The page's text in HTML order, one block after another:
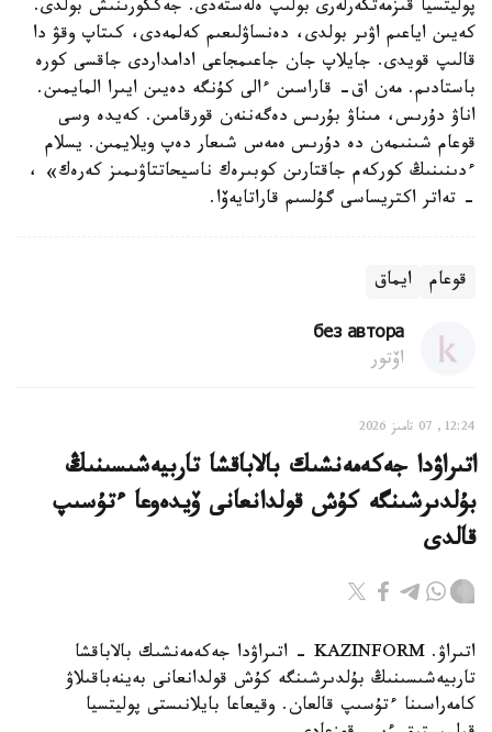
پوليتسيا قىزمەتكەرلەرى بولىپ ەلەستەدى. جەككورىنىش بولدى.
كەيىن اياعىم اۋىر بولدى، دەنساۋلىعىم كەلمەدى، كىتاپ وقۋ دا
قالىپ قويدى. جايلاپ جان جاعىمجاعى ادامداردى جاقسى كورە
باستادىم. مەن اق- قاراسىن ءالى كۇنگە دەيىن ايىرا المايمىن.
اناۋ دۇرىس، مىناۋ بۇرىس دەگەننەن قورقامىن. كەيدە وسى
قوعام شىنىمەن دە دۇرىس ەمەس شىعار دەپ ويلايمىن. يسلام
ءدىنىنىڭ كوركەم جاقتارىن كوبىرەك ناسيحاتتاۋىمىز كەرەك» ،
- تەاتر اكتريساسى گۇلسىم قاراتايەۆا.
قوعام ايماق
без автора
اۆتور
12:24, 07 تامىز 2026
اتىراۋدا جەكەمەنشىك بالاباقشا تاربيەشىسىنىڭ
بۇلدىرشىنگە كۇش قولدانعانى ۆيدەوعا ءتۇسىپ
قالدى
اتىراۋ. KAZINFORM - اتىراۋدا جەكەمەنشىك بالاباقشا
تاربيەشىسىنىڭ بۇلدىرشىنگە كۇش قولدانعانى بەينەباقىلاۋ
كامەراسىنا ءتۇسىپ قالعان. وقيعاعا بايلانىستى پوليتسيا